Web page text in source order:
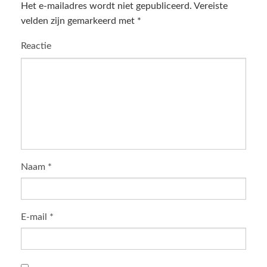
Het e-mailadres wordt niet gepubliceerd. Vereiste
velden zijn gemarkeerd met *
Reactie
Naam *
E-mail *